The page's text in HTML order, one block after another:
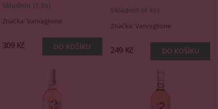
Skladem (1 ks)
Značka:Varvaglione
309 Kč
Skladem (4 ks)
Značka: Varvaglione
249 Kč